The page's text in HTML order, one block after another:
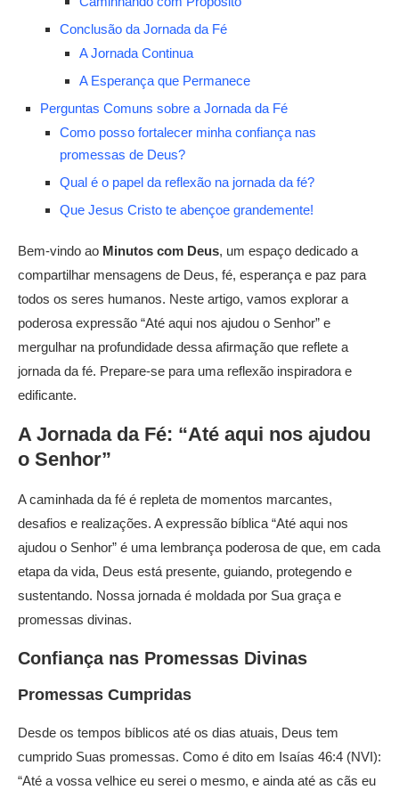
Conclusão da Jornada da Fé
A Jornada Continua
A Esperança que Permanece
Perguntas Comuns sobre a Jornada da Fé
Como posso fortalecer minha confiança nas
promessas de Deus?
Qual é o papel da reflexão na jornada da fé?
Que Jesus Cristo te abençoe grandemente!
Bem-vindo ao Minutos com Deus, um espaço dedicado a
compartilhar mensagens de Deus, fé, esperança e paz para
todos os seres humanos. Neste artigo, vamos explorar a
poderosa expressão “Até aqui nos ajudou o Senhor” e
mergulhar na profundidade dessa afirmação que reflete a
jornada da fé. Prepare-se para uma reflexão inspiradora e
edificante.
A Jornada da Fé: “Até aqui nos ajudou
o Senhor”
A caminhada da fé é repleta de momentos marcantes,
desafios e realizações. A expressão bíblica “Até aqui nos
ajudou o Senhor” é uma lembrança poderosa de que, em cada
etapa da vida, Deus está presente, guiando, protegendo e
sustentando. Nossa jornada é moldada por Sua graça e
promessas divinas.
Confiança nas Promessas Divinas
Promessas Cumpridas
Desde os tempos bíblicos até os dias atuais, Deus tem
cumprido Suas promessas. Como é dito em Isaías 46:4 (NVI):
“Até a vossa velhice eu serei o mesmo, e ainda até as cãs eu